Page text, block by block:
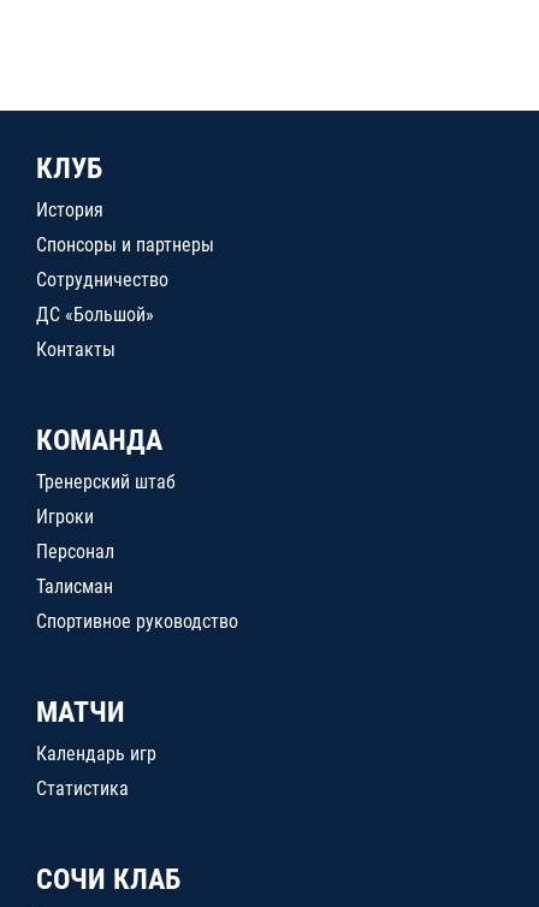
КЛУБ
История
Спонсоры и партнеры
Сотрудничество
ДС «Большой»
Контакты
КОМАНДА
Тренерский штаб
Игроки
Персонал
Талисман
Спортивное руководство
МАТЧИ
Календарь игр
Статистика
СОЧИ КЛАБ